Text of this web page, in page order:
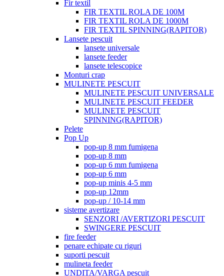
Fir textil
FIR TEXTIL ROLA DE 100M
FIR TEXTIL ROLA DE 1000M
FIR TEXTIL SPINNING(RAPITOR)
Lansete pescuit
lansete universale
lansete feeder
lansete telescopice
Monturi crap
MULINETE PESCUIT
MULINETE PESCUIT UNIVERSALE
MULINETE PESCUIT FEEDER
MULINETE PESCUIT
SPINNING(RAPITOR)
Pelete
Pop Up
pop-up 8 mm fumigena
pop-up 8 mm
pop-up 6 mm fumigena
pop-up 6 mm
pop-up minis 4-5 mm
pop-up 12mm
pop-up / 10-14 mm
sisteme avertizare
SENZORI /AVERTIZORI PESCUIT
SWINGERE PESCUIT
fire feeder
penare echipate cu riguri
suporti pescuit
mulineta feeder
UNDITA/VARGA pescuit